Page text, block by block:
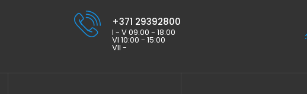
+371 29392800
I - V 09:00 - 18:00
VI 10:00 - 15:00
VII -